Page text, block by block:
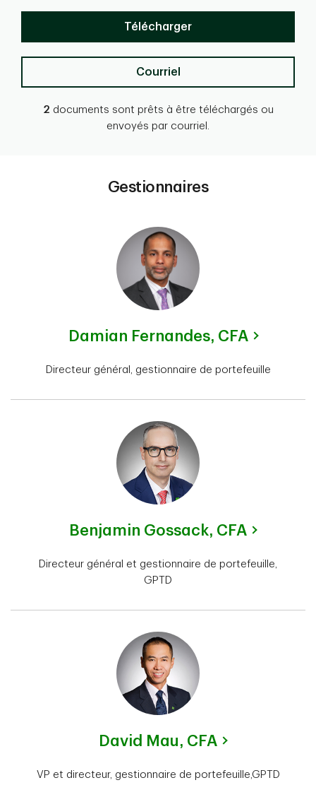
Télécharger
Courriel
2 documents sont prêts à être téléchargés ou
envoyés par courriel.
Gestionnaires
Damian Fernandes, CFA
Directeur général, gestionnaire de portefeuille
Benjamin Gossack, CFA
Directeur général et gestionnaire de portefeuille,
GPTD
David Mau, CFA
VP et directeur, gestionnaire de portefeuille,GPTD